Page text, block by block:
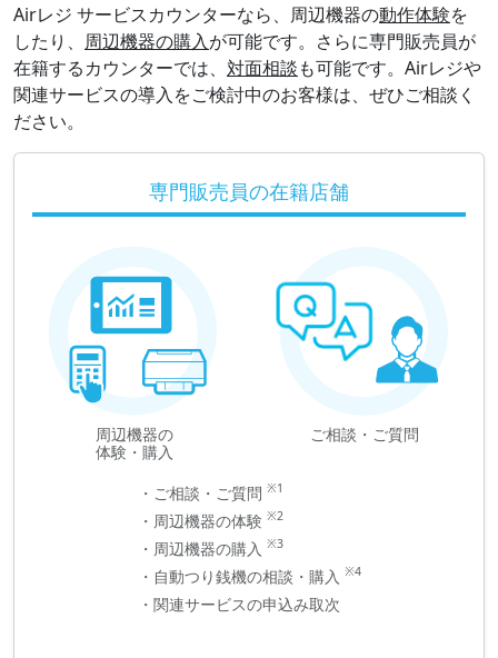
Airレジ サービスカウンターなら、周辺機器の動作体験を
したり、 周辺機器の購入が可能です。さらに専門販売員が
在籍するカウンターでは、 対面相談も可能です。Airレジや
関連サービスの導入をご検討中のお客様は、ぜひご相談く
ださい。
専門販売員の在籍店舗
周辺機器の
体験・購入
ご相談・ご質問
・ご相談・ご質問 ※1
・周辺機器の体験 ※2
・周辺機器の購入 ※3
・自動つり銭機の相談・購入 ※4
・関連サービスの申込み取次